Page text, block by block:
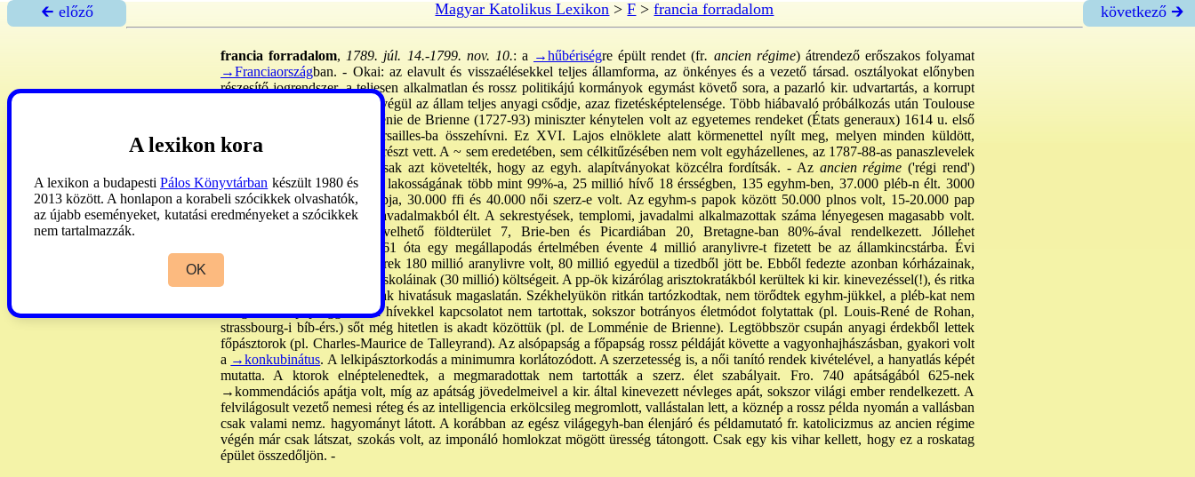
🡰 előző Magyar Katolikus Lexikon >F >francia forradalom következő 🡲
francia forradalom, 1789. júl. 14.-1799. nov. 10.: a →hűbériségre épült rendet (fr. ancien régime) átrendező erőszakos folyamat
→Franciaországban. - Okai: az elavult és visszaélésekkel teljes államforma, az önkényes és a vezető társad. osztályokat előnyben
részesítő jogrendszer, a teljesen alkalmatlan és rossz politikájú kormányok egymást követő sora, a pazarló kir. udvartartás, a korrupt
államhivatalnokok serege, s végül az állam teljes anyagi csődje, azaz fizetésképtelensége. Több hiábavaló próbálkozás után Toulouse
bíb-érs-e, Etienne de Lomménie de Brienne (1727-93) miniszter kénytelen volt az egyetemes rendeket (États generaux) 1614 u. első
alkalommal 1789. V. 5: Versailles-ba összehívni. Ez XVI. Lajos elnöklete alatt körmenettel nyílt meg, melyen minden küldött,
Mirabeau és Robespierre is, részt vett. A ~ sem eredetében, sem célkitűzésében nem volt egyházellenes, az 1787-88-as panaszlevelek
(„cahiers de doléance”) is csak azt követelték, hogy az egyh. alapítványokat közcélra fordítsák. - Azancien régime ('régi rend')
egyháza a ~ előestéjén. Fro. lakosságának több mint 99%-a, 25 millió hívő 18 érsségben, 135 egyhm-ben, 37.000 pléb-n élt. 3000
főpapja, 70.000 egyhm-s papja, 30.000 ffi és 40.000 női szerz-e volt. Az egyhm-s papok között 50.000 plnos volt, 15-20.000 pap
különféle alapítványokból, javadalmakból élt. A sekrestyések, templomi, javadalmi alkalmazottak száma lényegesen magasabb volt.
Az egyh. D-en a megművelhető földterület 7, Brie-ben és Picardiában 20, Bretagne-ban 80%-ával rendelkezett. Jóllehet
adómentességet élvezett, 1561 óta egy megállapodás értelmében évente 4 millió aranylivre-t fizetett be az államkincstárba. Évi
jövedelme ezzel szemben kerek 180 millió aranylivre volt, 80 millió egyedül a tizedből jött be. Ebből fedezte azonban kórházainak,
menhelyeinek (30 millió) és iskoláinak (30 millió) költségeit. A pp-ök kizárólag arisztokratákból kerültek ki kir. kinevezéssel(!), és ritka
kivételtől eltekintve nem álltak hivatásuk magaslatán. Székhelyükön ritkán tartózkodtak, nem törődtek egyhm-jükkel, a pléb-kat nem
látogatták, a papsággal és a hívekkel kapcsolatot nem tartottak, sokszor botrányos életmódot folytattak (pl. Louis-René de Rohan,
strassbourg-i bíb-érs.) sőt még hitetlen is akadt közöttük (pl. de Lomménie de Brienne). Legtöbbször csupán anyagi érdekből lettek
főpásztorok (pl. Charles-Maurice de Talleyrand). Az alsópapság a főpapság rossz példáját követte a vagyonhajhászásban, gyakori volt
a →konkubinátus. A lelkipásztorkodás a minimumra korlátozódott. A szerzetesség is, a női tanító rendek kivételével, a hanyatlás képét
mutatta. A ktorok elnéptelenedtek, a megmaradottak nem tartották a szerz. élet szabályait. Fro. 740 apátságából 625-nek
→kommendációs apátja volt, míg az apátság jövedelmeivel a kir. által kinevezett névleges apát, sokszor világi ember rendelkezett. A
felvilágosult vezető nemesi réteg és az intelligencia erkölcsileg megromlott, vallástalan lett, a köznép a rossz példa nyomán a vallásban
csak valami nemz. hagyományt látott. A korábban az egész világegyh-ban élenjáró és példamutató fr. katolicizmus az ancien régime
végén már csak látszat, szokás volt, az imponáló homlokzat mögött üresség tátongott. Csak egy kis vihar kellett, hogy ez a roskatag
épület összedőljön. -
A lexikon kora
A lexikon a budapesti Pálos Könyvtárban készült 1980 és
2013 között. A honlapon a korabeli szócikkek olvashatók,
az újabb eseményeket, kutatási eredményeket a szócikkek
nem tartalmazzák.
OK